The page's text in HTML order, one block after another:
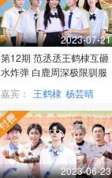
2023-07-21
第12期 范丞丞王鹤棣互砸
水炸弹 白鹿周深极限驯服
嘉宾： 王鹤棣 杨芸晴
2023-06-23